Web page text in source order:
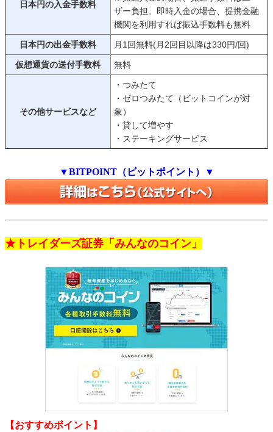
日本円の入金手数料
ザー負担。即時入金の場合、提携金融
機関を利用すれば振込手数料も無料
日本円の出金手数料 月1回無料(月2回目以降は330円/回)
仮想通貨の送付手数料 無料
その他サービスなど
・つみたて
・ゼロつみたて（ビットコインが対
象）
・貸して増やす
・ステーキングサービス
▼BITPOINT（ビットポイント）▼
★トレイダーズ証券「みんなのコイン」
【おすすめポイント】